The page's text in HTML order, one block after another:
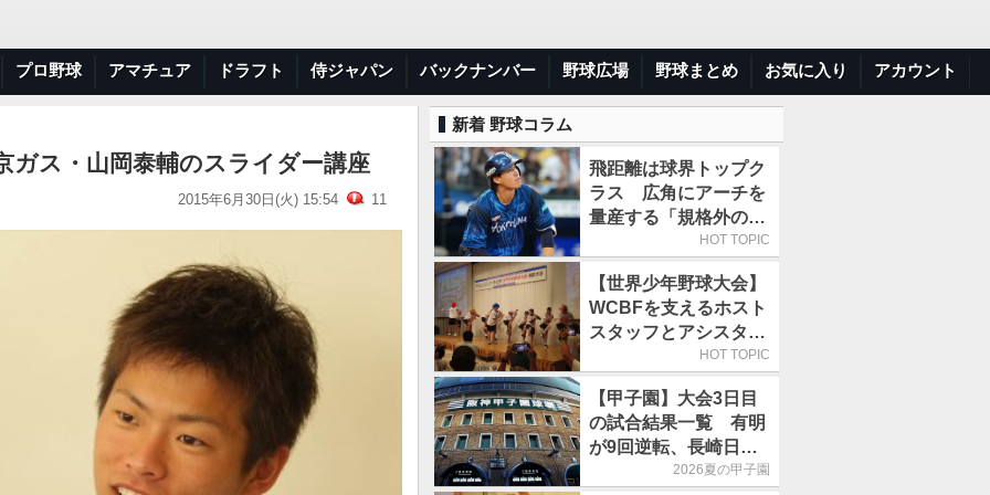
プロ野球 アマチュア ドラフト 侍ジャパン バックナンバー 野球広場 野球まとめ お気に入り アカウント
ガス・山岡泰輔のスライダー講座
2015年6月30日(火) 15:54 11
新着 野球コラム
飛距離は球界トップク
ラス 広角にアーチを
量産する「規格外の新
HOT TOPIC
【世界少年野球大会】
WCBFを支えるホスト
スタッフとアシスタン
トコーチの学びとは何
HOT TOPIC
【甲子園】大会3日目
の試合結果一覧 有明
が9回逆転、長崎日大
は15得点で大勝2026夏の甲子園